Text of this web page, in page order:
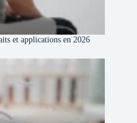
et applications en 2026